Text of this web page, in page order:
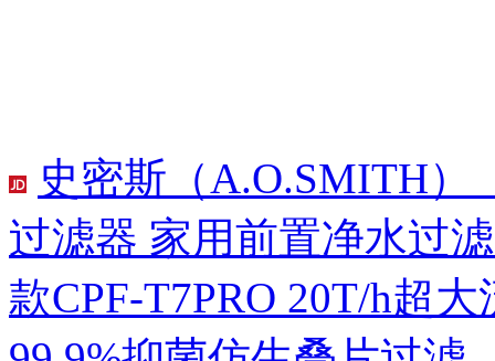
史密斯（A.O.SMITH）
过滤器 家用前置净水过
款CPF-T7PRO 20T/h超